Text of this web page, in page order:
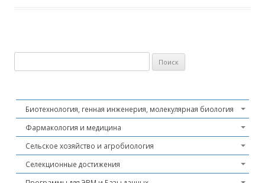
Биотехнология, генная инженерия, молекулярная биология
Фармакология и медицина
Сельское хозяйство и агробиология
Селекционные достижения